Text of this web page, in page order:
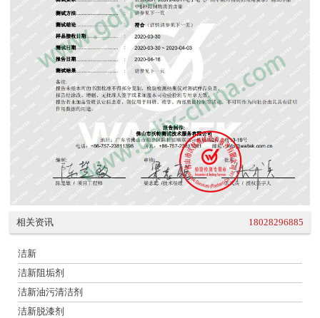
相关资讯 18028296885
洁新
洁新阻垢剂
洁新油污清洁剂
洁新脱漆剂